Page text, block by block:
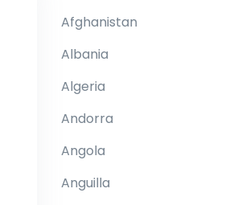
Afghanistan
Albania
Algeria
Andorra
Angola
Anguilla